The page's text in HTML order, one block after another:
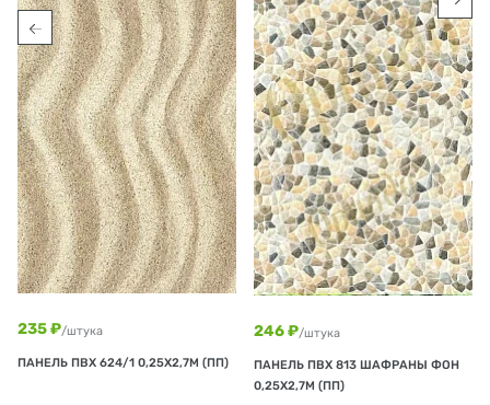
235 ₽/штука
ПАНЕЛЬ ПВХ 624/1 0,25Х2,7М (ПП)
246 ₽/штука
ПАНЕЛЬ ПВХ 813 ШАФРАНЫ ФОН
0,25Х2,7М (ПП)